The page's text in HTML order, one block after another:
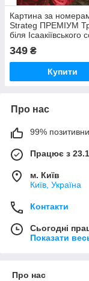
Картина за
Strateg ПРЕМІУМ
біля Ісаакіївського
з лаком розміром
см (GS1241)
349 ₴
Купити
Про нас
99%
Працює з
м. Київ
Київ, Україна
Контакти
Сьогодні
Показати
Про нас